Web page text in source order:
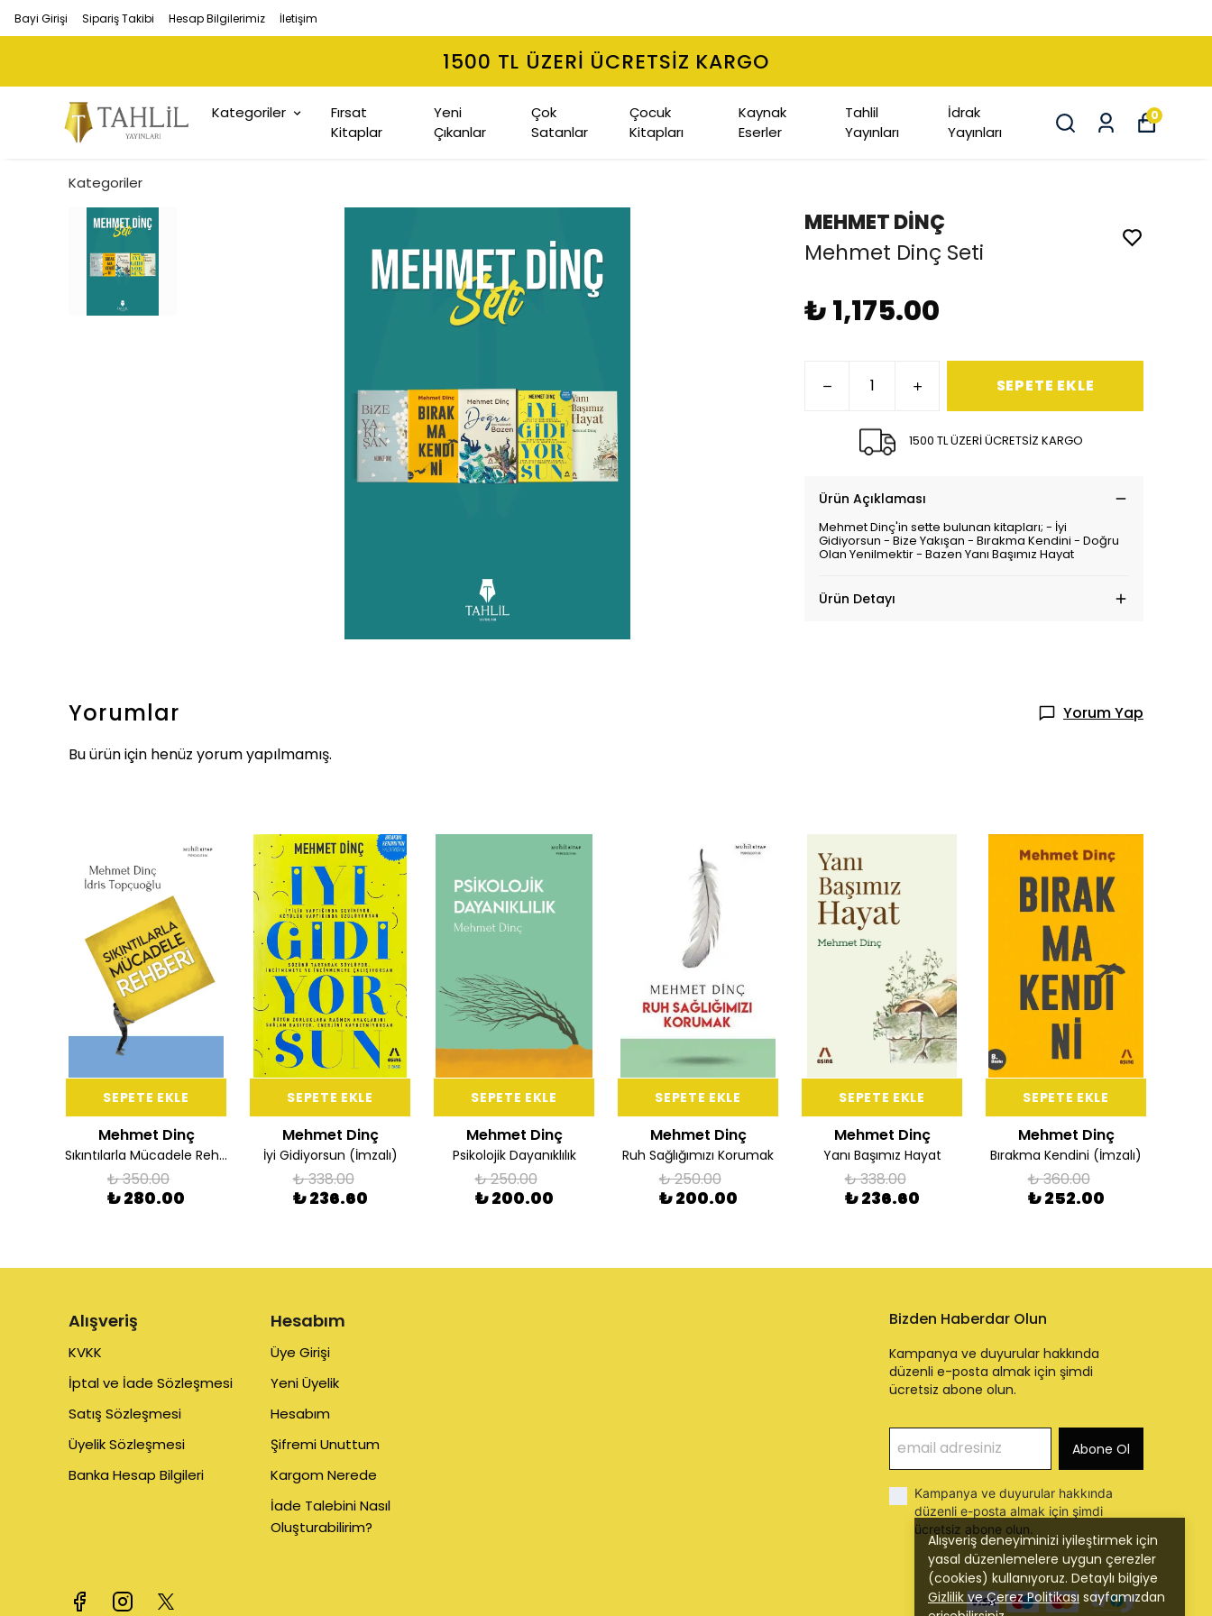
Bayi Girişi Sipariş Takibi Hesap Bilgilerimiz İletişim
1500 TL ÜZERI ÜCRETSIZ KARGO
Kategoriler
Fırsat
Kitaplar
Yeni
Çıkanlar
Çok
Satanlar
Çocuk
Kitapları
Kaynak
Eserler
Tahlil
Yayınları
İdrak
Yayınları
0
Alışveriş deneyiminizi iyileştirmek için
yasal düzenlemelere uygun çerezler
(cookies) kullanıyoruz. Detaylı bilgiye
Gizlilik ve Çerez Politikası sayfamızdan
Kategoriler
MEHMET DİNÇ
Mehmet Dinç Seti
₺ 1,175.00
SEPETE EKLE
1500 TL ÜZERİ ÜCRETSİZ KARGO
Ürün Açıklaması
Mehmet Dinç'in sette bulunan kitapları; - İyi
Gidiyorsun - Bize Yakışan - Bırakma Kendini - Doğru
Olan Yenilmektir - Bazen Yanı Başımız Hayat
Ürün Detayı
Yorumlar
Yorum Yap
Bu ürün için henüz yorum yapılmamış.
SEPETE EKLE
Mehmet Dinç
Sıkıntılarla Mücadele Rehberi
₺ 350.00
₺ 280.00
SEPETE EKLE
Mehmet Dinç
İyi Gidiyorsun (İmzalı)
₺ 338.00
₺ 236.60
SEPETE EKLE
Mehmet Dinç
Psikolojik Dayanıklılık
₺ 250.00
₺ 200.00
SEPETE EKLE
Mehmet Dinç
Ruh Sağlığımızı Korumak
₺ 250.00
₺ 200.00
SEPETE EKLE
Mehmet Dinç
Yanı Başımız Hayat
₺ 338.00
₺ 236.60
SEPETE EKLE
Mehmet Dinç
Bırakma Kendini (İmzalı)
₺ 360.00
₺ 252.00
Alışveriş
KVKK
İptal ve İade Sözleşmesi
Satış Sözleşmesi
Üyelik Sözleşmesi
Banka Hesap Bilgileri
Hesabım
Üye Girişi
Yeni Üyelik
Hesabım
Şifremi Unuttum
Kargom Nerede
İade Talebini Nasıl
Oluşturabilirim?
Bizden Haberdar Olun
Kampanya ve duyurular hakkında
düzenli e-posta almak için şimdi
ücretsiz abone olun.
Abone Ol
Kampanya ve duyurular hakkında
düzenli e-posta almak için şimdi
ücretsiz abone olun.